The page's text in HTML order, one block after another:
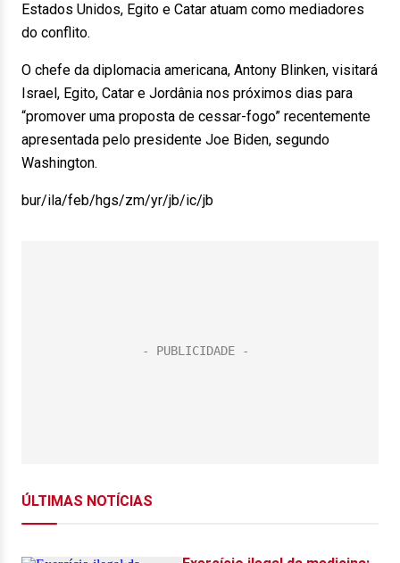
Estados Unidos, Egito e Catar atuam como mediadores
do conflito.
O chefe da diplomacia americana, Antony Blinken, visitará
Israel, Egito, Catar e Jordânia nos próximos dias para
“promover uma proposta de cessar-fogo” recentemente
apresentada pelo presidente Joe Biden, segundo
Washington.
bur/ila/feb/hgs/zm/yr/jb/ic/jb